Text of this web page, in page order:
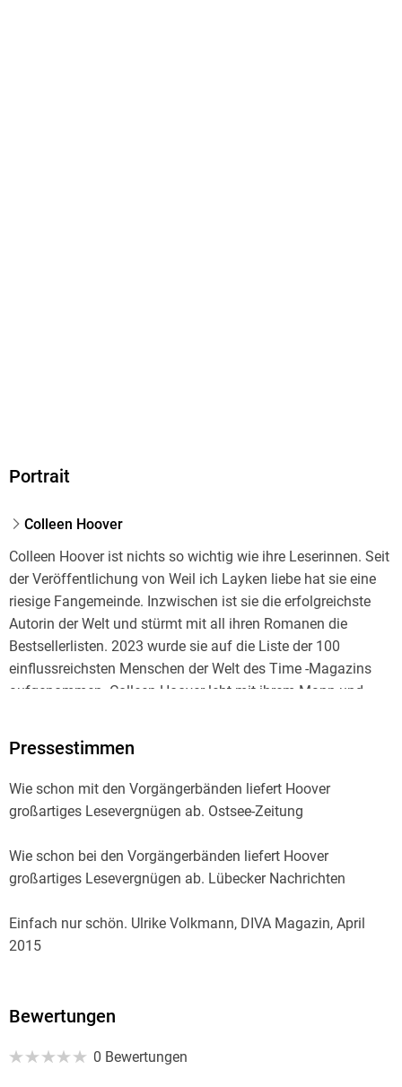
Portrait
Colleen Hoover
Colleen Hoover ist nichts so wichtig wie ihre Leserinnen. Seit
der Veröffentlichung von Weil ich Layken liebe hat sie eine
riesige Fangemeinde. Inzwischen ist sie die erfolgreichste
Autorin der Welt und stürmt mit all ihren Romanen die
Bestsellerlisten. 2023 wurde sie auf die Liste der 100
einflussreichsten Menschen der Welt des Time -Magazins
aufgenommen. Colleen Hoover lebt mit ihrem Mann und
Pressestimmen
Wie schon mit den Vorgängerbänden liefert Hoover
großartiges Lesevergnügen ab. Ostsee-Zeitung
Wie schon bei den Vorgängerbänden liefert Hoover
großartiges Lesevergnügen ab. Lübecker Nachrichten
Einfach nur schön. Ulrike Volkmann, DIVA Magazin, April
2015
gleichzeitig melancholisch sowie nachdenklich geschrieben
Bewertungen
0 Bewertungen